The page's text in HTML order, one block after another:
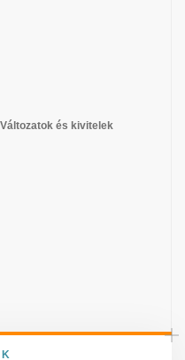
Változatok és kivitelek